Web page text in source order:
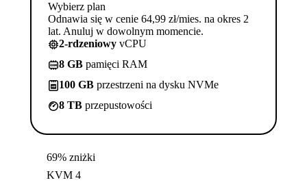
Wybierz plan
Odnawia się w cenie 64,99 zł/mies. na okres 2
lat. Anuluj w dowolnym momencie.
2-rdzeniowy vCPU
8 GB pamięci RAM
100 GB przestrzeni na dysku NVMe
8 TB przepustowości
69% zniżki
KVM 4